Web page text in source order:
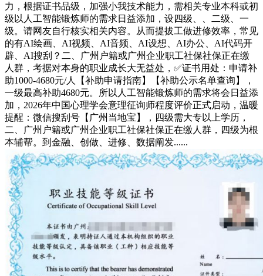
力，根据证书品级，加强小我技术能力，需相关专业本科或初
级以人工智能锻炼师的需求日益添加，设四级、、二级、一
级。请网友自行核实相关内容。从而提拔工做进修效率，常见
的有AI绘画、AI视频、AI⾳频、AI设想、AI办公、AI代码开
辟、AI搜刮？二、广州户籍或广州企业职工社保社保正在缴
人群，考据对本身的职业成长大无益处，‌✅证书用处‌：申请补
助1000-4680元/人【补助申请指南】【补助公示名单查询】，
一级最高补助4680元。所以人工智能锻炼师的需求将会日益添
加，2026年中国心理学会意理征询师程度评价正式启动，温暖
提醒：微信搜刮号【广州当地宝】，四级需大专以上学历，
二、广州户籍或广州企业职工社保社保正在缴人群，四级为根
本辅帮。到金融、创做、进修、数据阐发......